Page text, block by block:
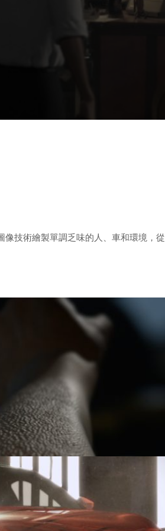
技術繪製單調乏味的人、車和環境，